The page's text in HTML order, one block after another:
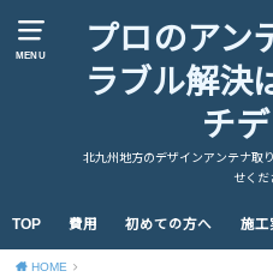
MENU
プロのアン
ラブル解決
チ
北九州地方のデザインアンテナ取
せくだ
TOP 費用 初めての方へ 施工
HOME